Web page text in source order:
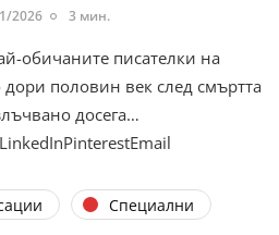
2026 3 мин.
обичаните писателки на
половин век след смъртта
досега…
Специални